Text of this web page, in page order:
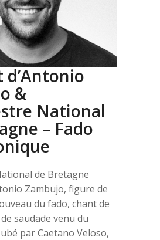
d’Antonio
&
National
– Fado
de Bretagne
Zambujo, figure de
du fado, chant de
saudade venu du
par Caetano Veloso,